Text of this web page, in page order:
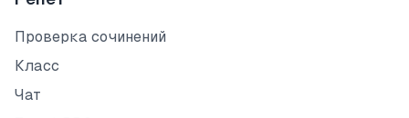
Проверка сочинений
Класс
Чат